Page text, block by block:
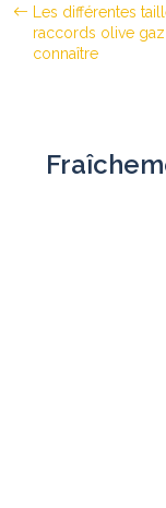
Les différentes
raccords olive gaz
connaître